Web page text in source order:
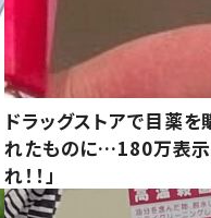
ドラッグストアで目薬
れたものに…180万表示「
れ！！」